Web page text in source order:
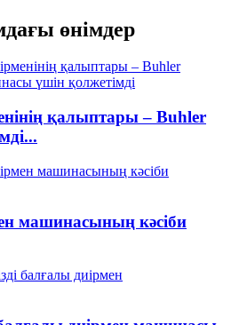
өнімдер
қалыптары – Buhler
машинасының кәсіби